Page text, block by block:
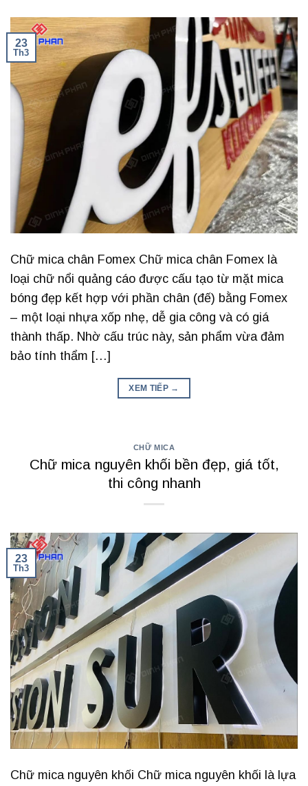
23
Th3
Chữ mica chân Fomex Chữ mica chân Fomex là
loại chữ nổi quảng cáo được cấu tạo từ mặt mica
bóng đẹp kết hợp với phần chân (đế) bằng Fomex
– một loại nhựa xốp nhẹ, dễ gia công và có giá
thành thấp. Nhờ cấu trúc này, sản phẩm vừa đảm
bảo tính thẩm […]
XEM TIẾP →
CHỮ MICA
Chữ mica nguyên khối bền đẹp, giá tốt,
thi công nhanh
23
Th3
Chữ mica nguyên khối Chữ mica nguyên khối là lựa